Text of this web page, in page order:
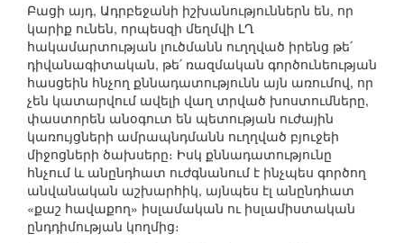
Բացի այդ, Ադրբեջանի իշխանություններն են, որ
կարիք ունեն, որպեսզի մեղմվի ԼՂ
հակամարտության լուծմանն ուղղված իրենց թե՛
դիվանագիտական, թե՛ ռազմական գործունեության
հասցեին հնչող քննադատությունն այն առումով, որ
չեն կատարվում ավելի վաղ տրված խոստումները,
փաստորեն անօգուտ են պետության ուժային
կառույցների ամրապնդմանն ուղղված բյուջեի
միջոցների ծախսերը։ Իսկ քննադատությունը
հնչում և անընդհատ ուժգնանում է ինչպես գործող
անվանական աշխարհիկ, այնպես էլ անընդհատ
«քաշ հավաքող» իսլամական ու իսլամիստական
ընդդիմության կողմից։